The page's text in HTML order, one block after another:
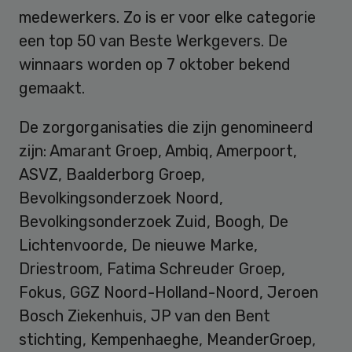
medewerkers. Zo is er voor elke categorie
een top 50 van Beste Werkgevers. De
winnaars worden op 7 oktober bekend
gemaakt.
De zorgorganisaties die zijn genomineerd
zijn: Amarant Groep, Ambiq, Amerpoort,
ASVZ, Baalderborg Groep,
Bevolkingsonderzoek Noord,
Bevolkingsonderzoek Zuid, Boogh, De
Lichtenvoorde, De nieuwe Marke,
Driestroom, Fatima Schreuder Groep,
Fokus, GGZ Noord-Holland-Noord, Jeroen
Bosch Ziekenhuis, JP van den Bent
stichting, Kempenhaeghe, MeanderGroep,